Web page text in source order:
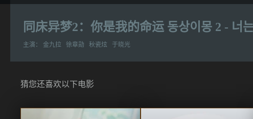
同床异梦2：你是我的命运 동상이몽 2 - 너
主演： 金九拉 徐章勋 秋瓷炫 于晓光
猜您还喜欢以下电影